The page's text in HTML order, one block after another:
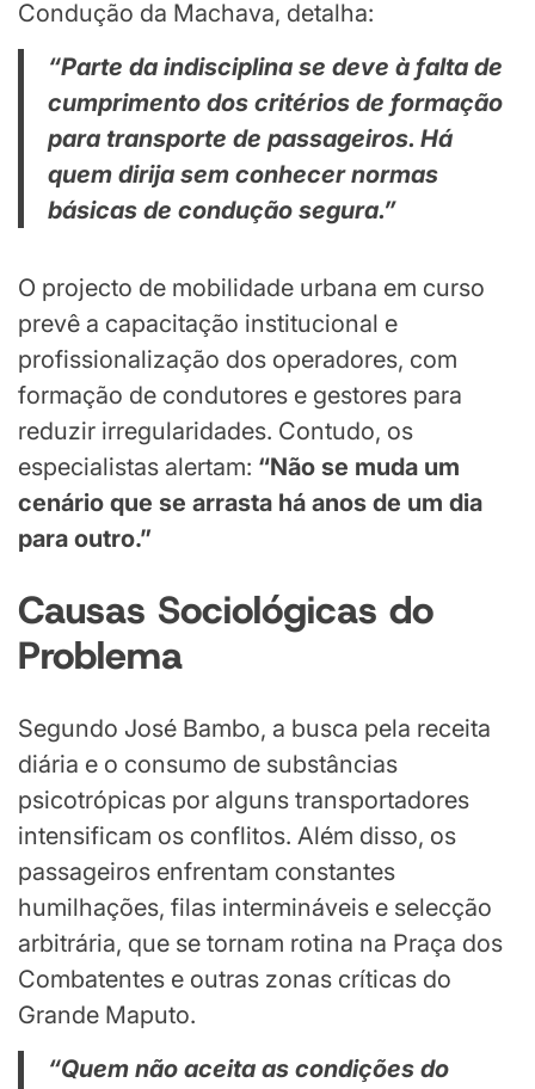
Condução da Machava, detalha:
“Parte da indisciplina se deve à falta de
cumprimento dos critérios de formação
para transporte de passageiros. Há
quem dirija sem conhecer normas
básicas de condução segura.”
O projecto de mobilidade urbana em curso
prevê a capacitação institucional e
profissionalização dos operadores, com
formação de condutores e gestores para
reduzir irregularidades. Contudo, os
especialistas alertam: “Não se muda um
cenário que se arrasta há anos de um dia
para outro.”
Causas Sociológicas do
Problema
Segundo José Bambo, a busca pela receita
diária e o consumo de substâncias
psicotrópicas por alguns transportadores
intensificam os conflitos. Além disso, os
passageiros enfrentam constantes
humilhações, filas intermináveis e selecção
arbitrária, que se tornam rotina na Praça dos
Combatentes e outras zonas críticas do
Grande Maputo.
“Quem não aceita as condições do